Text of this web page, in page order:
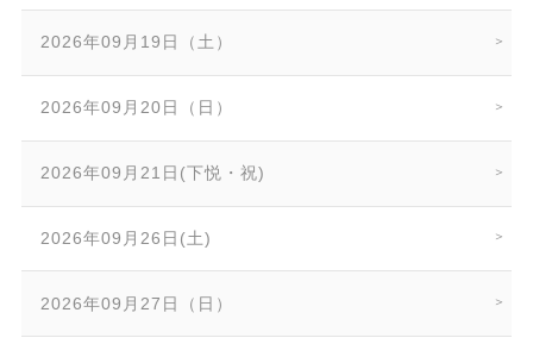
2026年09月19日（土）
2026年09月20日（日）
2026年09月21日(下悦・祝)
2026年09月26日(土)
2026年09月27日（日）